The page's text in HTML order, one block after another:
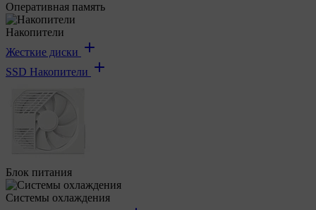
Оперативная память
Накопители
Жесткие диски
SSD Накопители
Блок питания
Системы охлаждения